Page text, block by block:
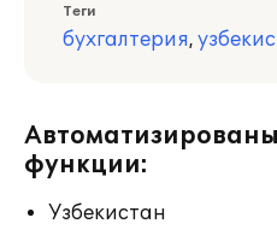
Теги
бухгалтерия,
функции:
Узбекистан